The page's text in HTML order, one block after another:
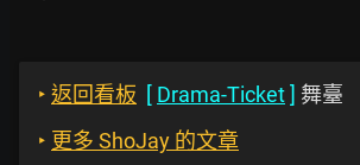
‣ 返回看板 [ Drama-Ticket] 舞臺
‣ 更多 ShoJay 的文章